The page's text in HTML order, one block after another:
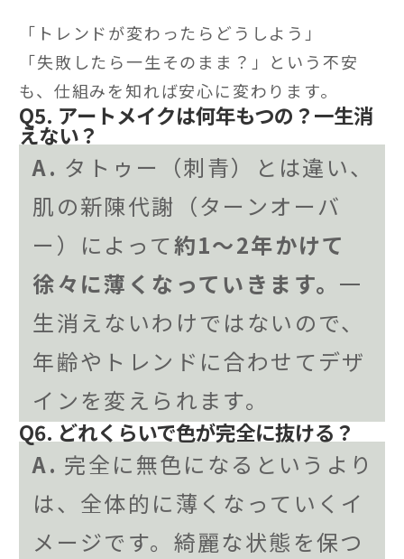
「トレンドが変わったらどうしよう」
「失敗したら一生そのまま？」という不安
も、仕組みを知れば安心に変わります。
Q5. アートメイクは何年もつの？一生消
えない？
A. タトゥー（刺青）とは違い、
肌の新陳代謝（ターンオーバ
ー）によって約1〜2年かけて
徐々に薄くなっていきます。 一
生消えないわけではないので、
年齢やトレンドに合わせてデザ
インを変えられます。
Q6. どれくらいで色が完全に抜ける？
A. 完全に無色になるというより
は、全体的に薄くなっていくイ
メージです。綺麗な状態を保つ